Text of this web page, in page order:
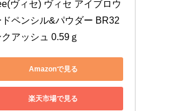
ヴィセ) ヴィセ アイブロウ
ドペンシル&パウダー BR32
クアッシュ 0.59ｇ
Amazonで見る
楽天市場で見る